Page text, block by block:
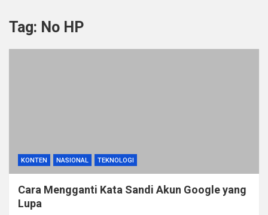
Tag: No HP
KONTEN NASIONAL TEKNOLOGI
Cara Mengganti Kata Sandi Akun Google yang
Lupa